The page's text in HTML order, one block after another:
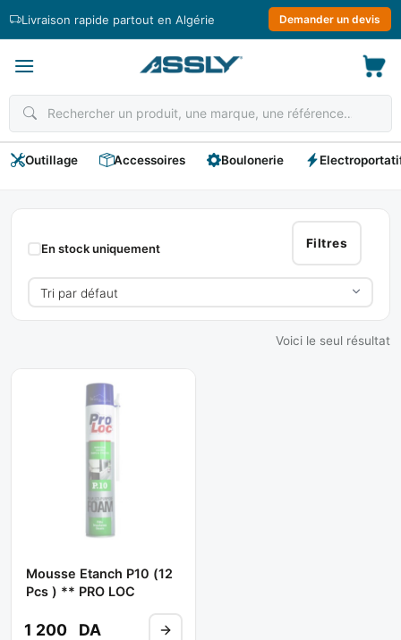
Livraison rapide partout en Algérie Demander un devis
Outillage Accessoires Boulonerie
PRO
LOC
Filtres
En stock uniquement
Voici le seul résultat
Mousse Etanch P10 (12
Pcs ) ** PRO LOC
1 200 DA